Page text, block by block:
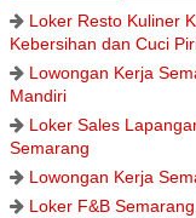
Loker Resto Kuliner
Kebersihan dan Cuci
Lowongan Kerja
Mandiri
Loker Sales
Semarang
Lowongan Kerja
Loker F&B